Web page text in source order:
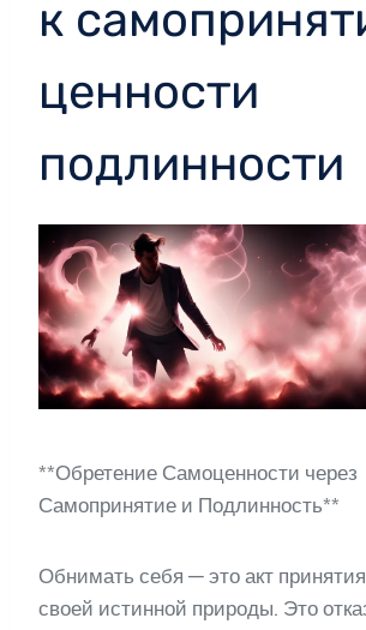
к
ценности
подлинности
**Обретение Самоценности через
Самопринятие и Подлинность**
Обнимать себя — это акт
своей истинной природы. Это